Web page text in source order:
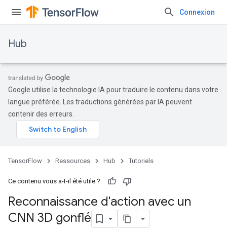
Connexion
Hub
Google utilise la technologie IA pour traduire le contenu dans votre
langue préférée. Les traductions générées par IA peuvent
contenir des erreurs.
TensorFlow Ressources Hub Tutoriels
Ce contenu vous a-t-il été utile ?
Reconnaissance d'action avec un
CNN 3D gonflé